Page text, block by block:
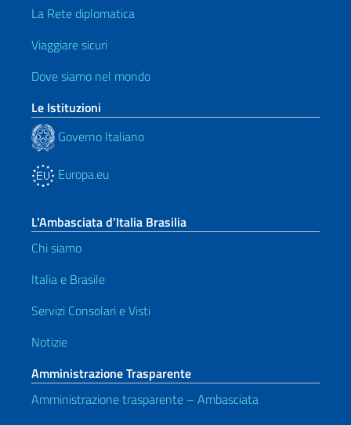
La Rete diplomatica
Viaggiare sicuri
Dove siamo nel mondo
Le Istituzioni
Governo Italiano
Europa.eu
L’Ambasciata d’Italia Brasilia
Chi siamo
Italia e Brasile
Servizi Consolari e Visti
Notizie
Amministrazione Trasparente
Amministrazione trasparente – Ambasciata